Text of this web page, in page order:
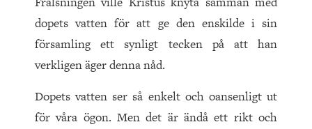
dopets vatten för att ge den enskilde i sin
församling ett synligt tecken på att han
verkligen äger denna nåd.
Dopets vatten ser så enkelt och oansenligt ut
för våra ögon. Men det är ändå ett rikt och